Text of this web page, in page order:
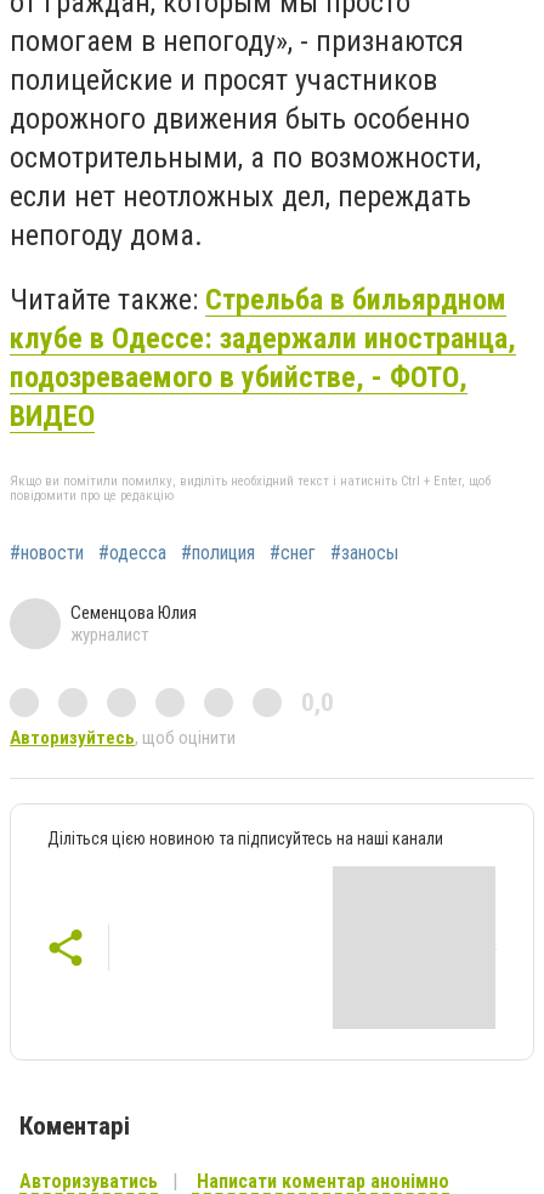
помогаем в непогоду», - признаются
полицейские и просят участников
дорожного движения быть особенно
осмотрительными, а по возможности,
если нет неотложных дел, переждать
непогоду дома.
Читайте также: Стрельба в бильярдном
клубе в Одессе: задержали иностранца,
подозреваемого в убийстве, - ФОТО,
ВИДЕО
Якщо ви помітили помилку, виділіть необхідний текст і натисніть Ctrl + Enter, щоб
повідомити про це редакцію
#новости #одесса #полиция #снег #заносы
Семенцова Юлия
журналист
0,0
Авторизуйтесь, щоб оцінити
Діліться цією новиною та підписуйтесь на наші канали
Коментарі
Авторизуватись Написати коментар анонімно